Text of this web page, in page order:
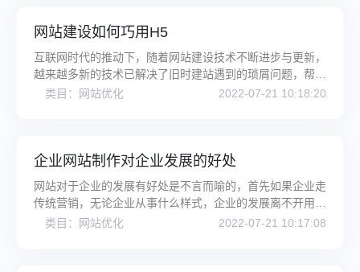
网站建设如何巧用H5
互联网时代的推动下，随着网站建设技术不断进步与更新，
越来越多新的技术已解决了旧时建站遇到的琐屑问题，帮助
企业更加快速方便地实现建站
类目：网站优化 2022-07-21 10:18:20
企业网站制作对企业发展的好处
网站对于企业的发展有好处是不言而喻的，首先如果企业走
传统营销，无论企业从事什么样式，企业的发展离不开用户
的支持，由于传统营销的局域
类目：网站优化 2022-07-21 10:17:08